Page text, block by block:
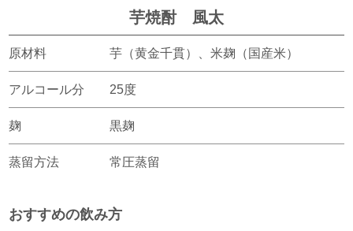
芋焼酎 風太
原材料 芋（黄金千貫）、米麹（国産米）
アルコール分 25度
麹 黒麹
蒸留方法 常圧蒸留
おすすめの飲み方